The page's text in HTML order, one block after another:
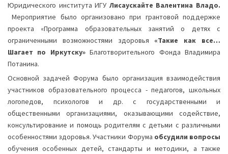
Юридического института ИГУ Лисаускайте Валентина Владо.
Мероприятие было организовано при грантовой поддержке
проекта «Программа образовательных занятий о детях с
ограниченными возможностями здоровья «Такие как все…
Шагает по Иркутску»Благотворительного Фонда Владимира
Потанина.
Основной задачей Форума было организация взаимодействия
участников образовательного процесса - педагогов, школьных
логопедов, психологов и др. с государственными и
общественными организациями, оказывающими содействие,
консультирование и помощь родителям с детьми с различными
особенностями здоровья. Участники Форума обсудили вопросы
обучения особенных детей, стандарты и методики, а также